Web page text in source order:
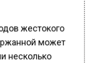
жестокого
может
несколько